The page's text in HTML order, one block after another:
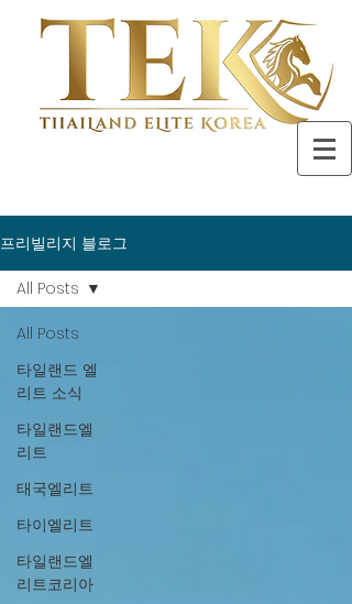
프리빌리지 블로그
All Posts
타일랜드 엘
리트 소식
타일랜드엘
리트
태국엘리트
타이엘리트
타일랜드엘
리트코리아
All Posts